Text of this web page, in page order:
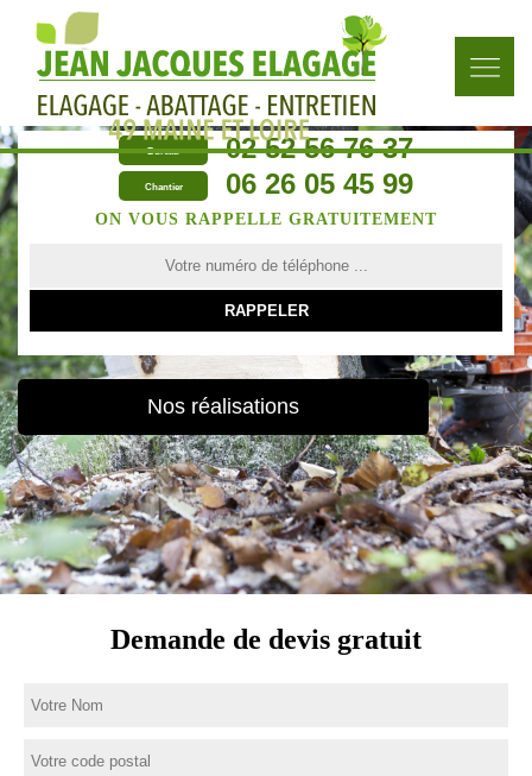
Bureau 02 52 56 76 37
Chantier 06 26 05 45 99
ON VOUS RAPPELLE GRATUITEMENT
Nos réalisations
Demande de devis gratuit